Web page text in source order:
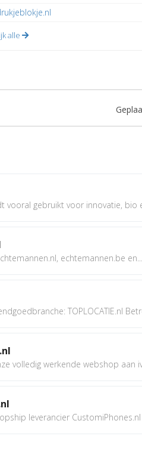
alle
vooral gebruikt voor innovatie, bio
echtemannen.be en...
TOPLOCATIE.nl
volledig werkende webshop aan
leverancier CustomiPhones.nl